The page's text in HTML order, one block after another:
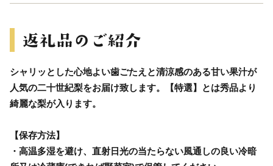
シャリッとした心地よい歯ごたえと清涼感のある甘い果汁が
人気の二十世紀梨をお届け致します。【特選】とは秀品より
綺麗な梨が入ります。
【保存方法】
・高温多湿を避け、直射日光の当たらない風通しの良い冷暗